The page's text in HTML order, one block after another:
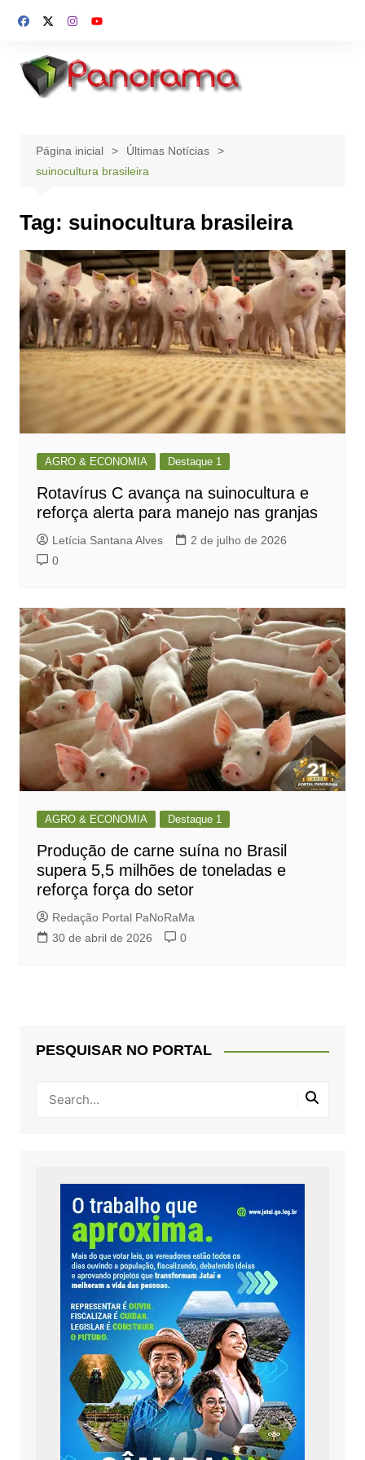
para
conteúdo
Página inicial
Últimas Notícias
suinocultura brasileira
Tag: suinocultura brasileira
AGRO & ECONOMIA Destaque 1
Rotavírus C avança na suinocultura e
reforça alerta para manejo nas granjas
Letícia Santana Alves
2 de julho de 2026
0
AGRO & ECONOMIA Destaque 1
Produção de carne suína no Brasil
supera 5,5 milhões de toneladas e
reforça força do setor
Redação Portal PaNoRaMa
30 de abril de 2026
0
PESQUISAR NO PORTAL